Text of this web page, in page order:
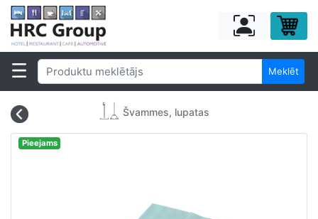
Meklēt
Švammes, lupatas
Pieejams